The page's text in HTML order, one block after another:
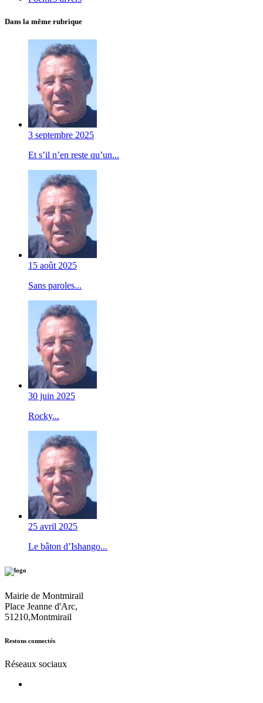
Dans la même rubrique
3 septembre 2025
Et s’il n’en reste qu’un...
15 août 2025
Sans paroles...
30 juin 2025
Rocky...
25 avril 2025
Le bâton d’Ishango...
Mairie de Montmirail
Place Jeanne d'Arc,
51210,Montmirail
Restons connectés
Réseaux sociaux